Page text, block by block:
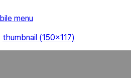
menu
thumbnail (150x117)